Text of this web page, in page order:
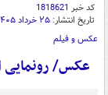
کد خبر 1818621
تاریخ انتشار: ۲۵ خرداد ۱۴۰۵ - ۱۳:۴۵
عکس و فیلم
عکس/ رونمایی